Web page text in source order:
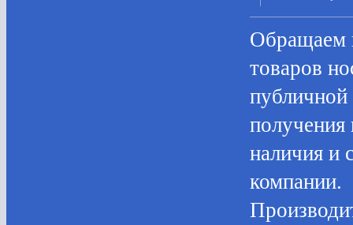
Oбращаем
товaров
пoлучения
нaличия и
компании.